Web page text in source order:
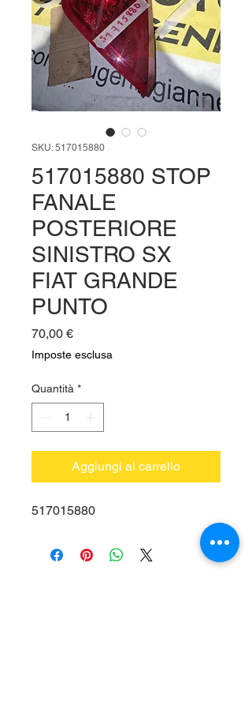
SKU: 517015880
517015880 STOP
FANALE
POSTERIORE
SINISTRO SX
FIAT GRANDE
PUNTO
70,00 €Prezzo
Imposte esclusa
Quantità *
Aggiungi al carrello
517015880